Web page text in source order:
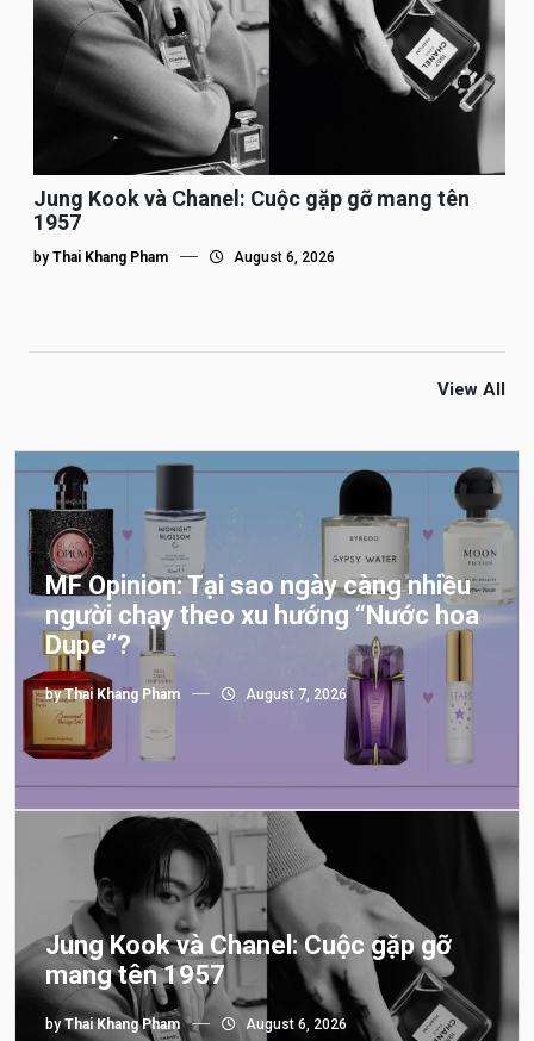
Jung Kook và Chanel: Cuộc gặp gỡ mang tên
1957
by Thai Khang Pham August 6, 2026
View All
MF Opinion: Tại sao ngày càng nhiều
người chạy theo xu hướng “Nước hoa
Dupe”?
byThai Khang Pham August 7, 2026
Jung Kook và Chanel: Cuộc gặp gỡ
mang tên 1957
byThai Khang Pham August 6, 2026